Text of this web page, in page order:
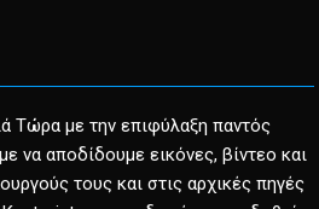
Τώρα με την επιφύλαξη παντός
να αποδίδουμε εικόνες, βίντεο και
τους και στις αρχικές πηγές